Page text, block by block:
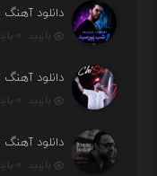
بازدید : ۰ بازدید بار /
دانلود
بازدید : ۰ بازدید بار /
دانلود
بازدید : ۰ بازدید بار /